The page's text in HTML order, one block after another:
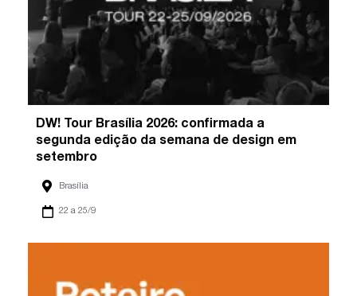
DW! Tour Brasília 2026: confirmada a
segunda edição da semana de design em
setembro
Brasília
22 a 25/9